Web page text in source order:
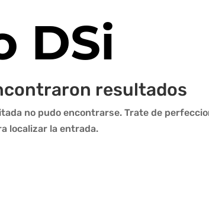
DSi
resultados
no pudo encontrarse. Trate de
localizar la entrada.